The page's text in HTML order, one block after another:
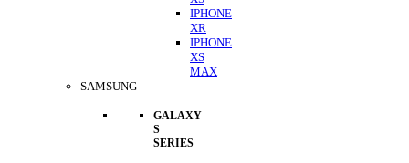
IPHONE
XR
IPHONE
XS
MAX
SAMSUNG
GALAXY
S
SERIES